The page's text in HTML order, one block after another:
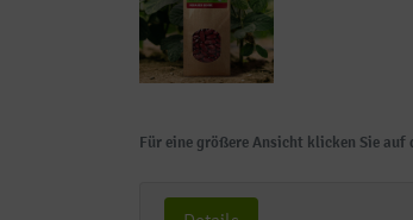
Für eine größere Ansicht klicken Sie auf